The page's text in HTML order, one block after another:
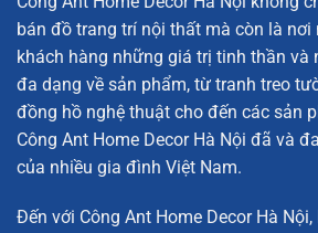
bán đồ trang trí nội thất mà còn là nơi
khách hàng những giá trị tinh thần và
đa dạng về sản phẩm, từ tranh treo
đồng hồ nghệ thuật cho đến các sản
Công Ant Home Decor Hà Nội đã và
của nhiều gia đình Việt Nam.
Đến với Công Ant Home Decor Hà